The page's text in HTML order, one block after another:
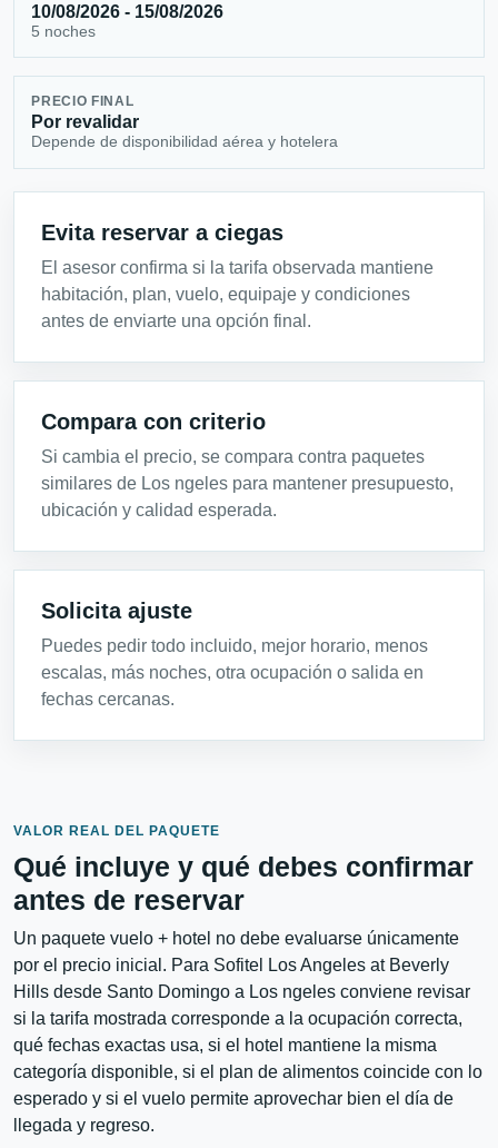
10/08/2026 - 15/08/2026
5 noches
PRECIO FINAL
Por revalidar
Depende de disponibilidad aérea y hotelera
Evita reservar a ciegas
El asesor confirma si la tarifa observada mantiene
habitación, plan, vuelo, equipaje y condiciones
antes de enviarte una opción final.
Compara con criterio
Si cambia el precio, se compara contra paquetes
similares de Los ngeles para mantener presupuesto,
ubicación y calidad esperada.
Solicita ajuste
Puedes pedir todo incluido, mejor horario, menos
escalas, más noches, otra ocupación o salida en
fechas cercanas.
VALOR REAL DEL PAQUETE
Qué incluye y qué debes confirmar
antes de reservar
Un paquete vuelo + hotel no debe evaluarse únicamente
por el precio inicial. Para Sofitel Los Angeles at Beverly
Hills desde Santo Domingo a Los ngeles conviene revisar
si la tarifa mostrada corresponde a la ocupación correcta,
qué fechas exactas usa, si el hotel mantiene la misma
categoría disponible, si el plan de alimentos coincide con lo
esperado y si el vuelo permite aprovechar bien el día de
llegada y regreso.